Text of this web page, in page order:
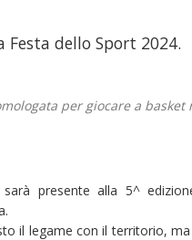
dello Sport 2024.
per giocare a basket
sarà presente alla 5^
il legame con il territorio,